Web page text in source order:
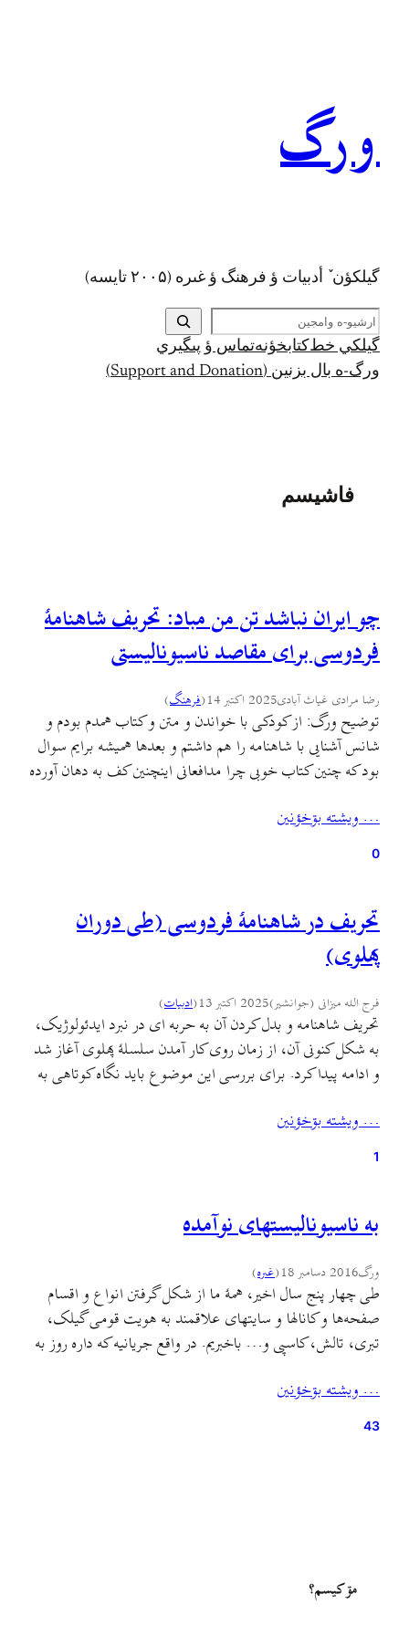
ورگ
گيلکؤن ٚ أدبیات ؤ فرهنگ ؤ غىره (۲۰۰۵ تايسه)
ج
س
ت
ج
گيلکي خط کتابخؤنهتماس ؤ پىگيري
ورگ-ه بال بزنين (Support and Donation)
فاشیسم
چو ایران نباشد تن من مباد: تحریف شاهنامهٔ
فردوسی برای مقاصد ناسیونالیستی
رضا مرادی غیاث آبادی2025 اکتبر 14 (فرهنگ)
توضیح ورگ: از کودکی با خواندن و متن و کتاب همدم بودم و
شانس آشنایی با شاهنامه را هم داشتم و بعدها همیشه برایم سوال
بود که چنین کتاب خوبی چرا مدافعانی اینچنین کف به دهان آورده
(یک کتاب است) و یا شاید…
… ويشته بۊخؤنين
0
تحریف در شاهنامهٔ فردوسی (طی دوران
پهلوی)
فرج الله میزانی (جوانشیر)2025 اکتبر 13 (ادبيات)
تحریف شاهنامه و بدل کردن آن به حربه ای در نبرد ایدئولوژیک،
به شکل کنونی آن، از زمان روی کار آمدن سلسلهٔ پهلوی آغاز شد
و ادامه پیدا کرد. برای بررسی این موضوع باید نگاه کوتاهی به
سلسله بیاندازیم. کودتای سوم اسفند نقطهٔ پایانی بود…
… ويشته بۊخؤنين
1
به ناسیونالیستهای نوآمده
ورگ2016 دسامبر 18 (غىره)
طی چهار پنج سال اخیر، همهٔ ما از شکل گرفتن انواع و اقسام
صفحه‌ها و کانالها و سایتهای علاقمند به هویت قومی گیلک،
تبری، تالش، کاسپی و… باخبریم. در واقع جریانیه که داره روز به
سنین ۱۵ تا ۳۰ سال رو دربرمیگیره. تا…
… ويشته بۊخؤنين
43
مۊ کيسم؟